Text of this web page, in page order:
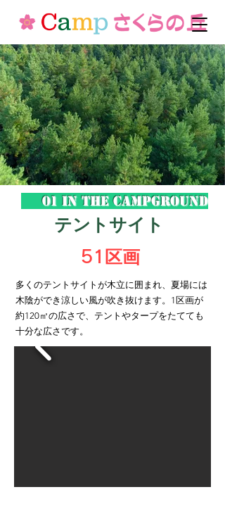
01 In the campground
テントサイト
51 区画
多くのテントサイトが木立に囲まれ、夏場には
木陰ができ涼しい風が吹き抜けます。1区画が
約120㎡の広さで、テントやタープをたてても
十分な広さです。